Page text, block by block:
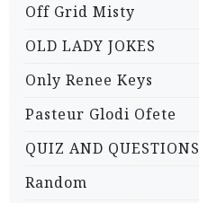
Off Grid Misty
OLD LADY JOKES
Only Renee Keys
Pasteur Glodi Ofete
QUIZ AND QUESTIONS
Random